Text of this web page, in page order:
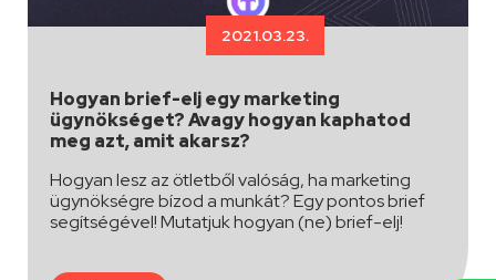
2021.03.23.
Hogyan brief-elj egy marketing
ügynökséget? Avagy hogyan kaphatod
meg azt, amit akarsz?
Hogyan lesz az ötletből valóság, ha marketing
ügynökségre bízod a munkát? Egy pontos brief
segítségével! Mutatjuk hogyan (ne) brief-elj!